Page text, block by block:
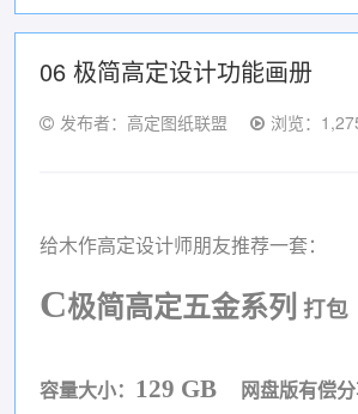
06 极简高定设计功能画册
发布者：高定图纸联盟 浏览：
给木作高定设计师朋友推荐一套：
C极简高定五金系列 打包
容量大小： 129 GB 网盘版有偿分